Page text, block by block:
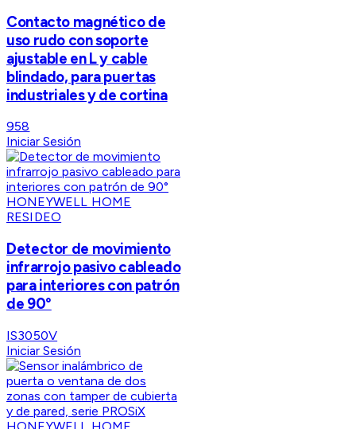
Contacto magnético de
uso rudo con soporte
ajustable en L y cable
blindado, para puertas
industriales y de cortina
958
Iniciar Sesión
HONEYWELL HOME
RESIDEO
Detector de movimiento
infrarrojo pasivo cableado
para interiores con patrón
de 90°
IS3050V
Iniciar Sesión